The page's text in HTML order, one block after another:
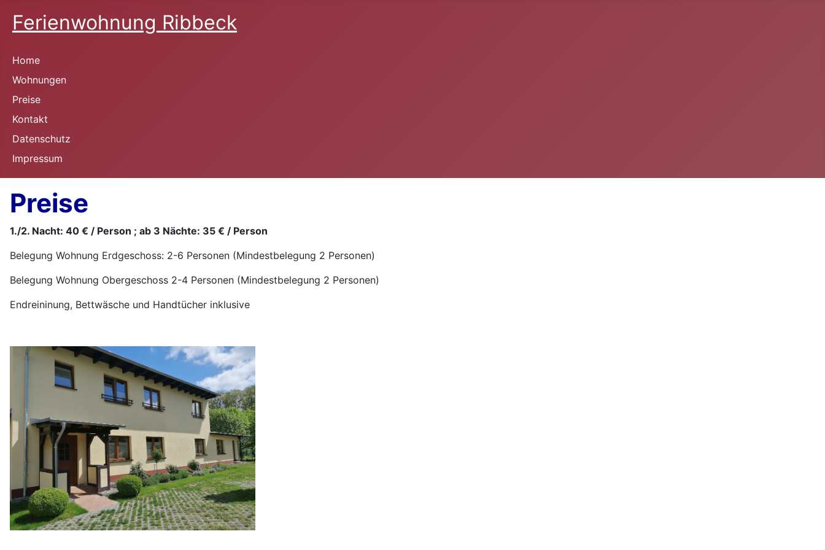
Ferienwohnung Ribbeck
Home
Wohnungen
Preise
Kontakt
Datenschutz
Impressum
Preise
1./2. Nacht: 40 € / Person ; ab 3 Nächte: 35 € / Person
Belegung Wohnung Erdgeschoss: 2-6 Personen (Mindestbelegung 2 Personen)
Belegung Wohnung Obergeschoss 2-4 Personen (Mindestbelegung 2 Personen)
Endreininung, Bettwäsche und Handtücher inklusive